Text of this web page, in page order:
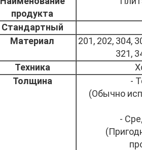
продукта
Стандартный
Материал
201, 202, 304,
321,
Техника
Толщина
-
(Обычно
-